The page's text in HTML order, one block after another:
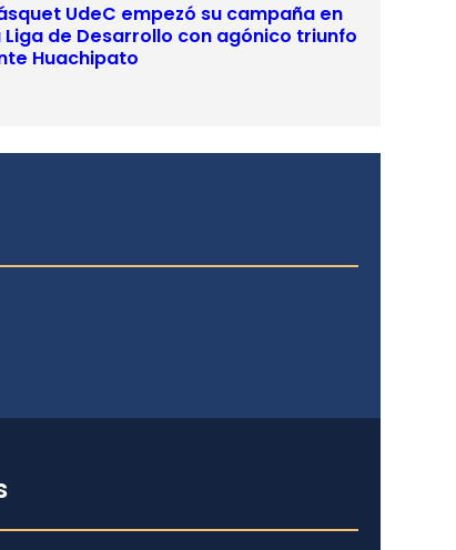
UdeC empezó su campaña en
Liga de Desarrollo con agónico triunfo
Huachipato